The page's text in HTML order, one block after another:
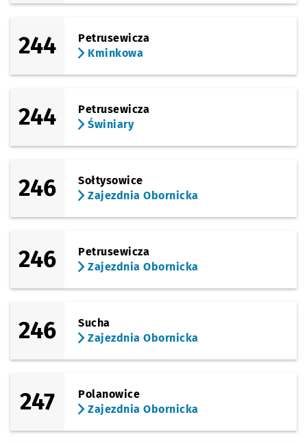
244
Petrusewicza
Kminkowa
244
Petrusewicza
Świniary
246
Sołtysowice
Zajezdnia Obornicka
246
Petrusewicza
Zajezdnia Obornicka
246
Sucha
Zajezdnia Obornicka
247
Polanowice
Zajezdnia Obornicka